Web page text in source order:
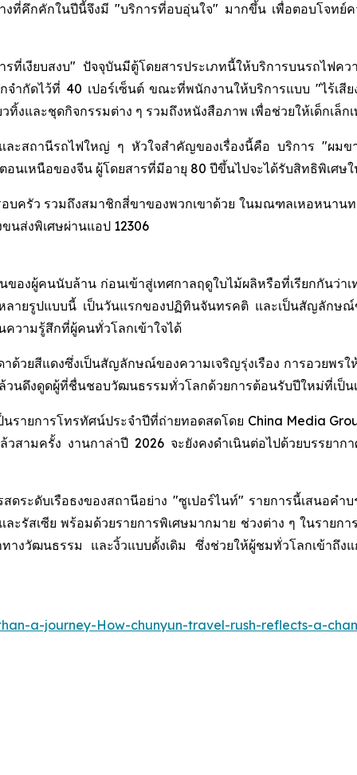
งที่คึกคักในปีนี้จึงมี "บริการที่อบอุ่นใจ" มากขึ้น เพื่อตอบโจท
ที่เงียบสงบ" ปัจจุบันมีตู้โดยสารประเภทนี้ให้บริการบนรถไฟค
ำกัดไว้ที่ 40 เปอร์เซ็นต์ ขณะที่พนักงานให้บริการแบบ "ไร้เสี
งและชุดกิจกรรมต่าง ๆ รวมถึงหนังสือภาพ เพื่อช่วยให้เด็กเล็ก
ละสถานีรถไฟใหญ่ ๆ หัวใจสำคัญของเรื่องนี้คือ บริการ "ผมข
อนเหนือของจีน ผู้โดยสารที่มีอายุ 80 ปีขึ้นไปจะได้รับสิทธิพิเศษ
ครัว รวมถึงสมาชิกสี่ขาของพวกเขาด้วย ในมณฑลเหอหนานท
นส่งพิเศษผ่านแอป 12306
องผู้คนนับล้าน ก่อนเข้าสู่เทศกาลฤดูใบไม้ผลิหรือที่เรียกกันว่
ายรูปแบบนี้ เป็นวันแรกของปฏิทินจันทรคติ และเป็นสัญลักษ
วามรู้สึกที่ผู้คนทั่วโลกเข้าใจได้
ด้วยสีแดงซึ่งเป็นสัญลักษณ์ของความเจริญรุ่งเรือง การอวยพร
วนดึงดูดผู้ที่ชื่นชอบวัฒนธรรมทั่วโลกด้วยการต้อนรับปีใหม่ที่เป็
นรายการโทรทัศน์ประจำปีที่ถ่ายทอดสดโดย China Media
สามครั้ง งานกาล่าปี 2026 จะยังคงดำเนินต่อไปด้วยบรรยาก
ระดับเรือธงของสถานีอย่าง "ซูเปอร์ไนท์" รายการนี้เสนอคำ
ะรัสเซีย พร้อมด้วยรายการพิเศษมากมาย ช่วงต่าง ๆ ในราย
วัฒนธรรม และงิ้วแบบดั้งเดิม ซึ่งช่วยให้ผู้ชมทั่วโลกเข้าถึง
a-journey-How-chunyun-travel-rush-reflects-a-